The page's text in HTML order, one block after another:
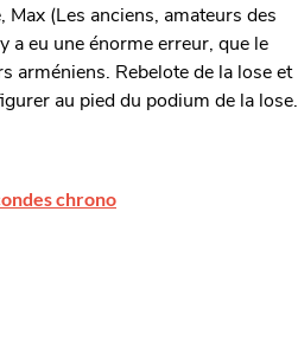
Max (Les anciens, amateurs des
a eu une énorme erreur, que le
arméniens. Rebelote de la lose et
au pied du podium de la lose.
chrono